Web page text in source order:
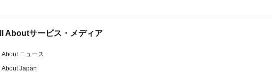
Aboutサービス・メディア
About ニュース
About Japan